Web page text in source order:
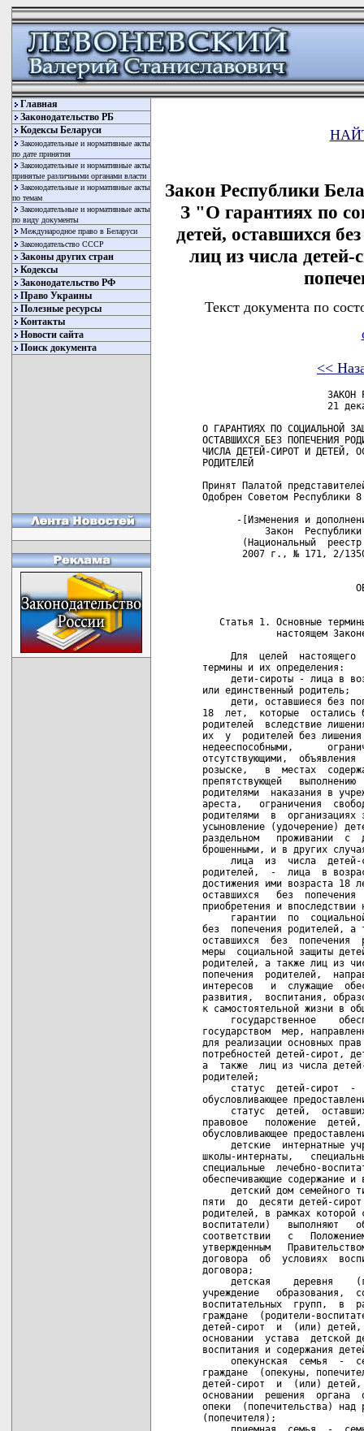
Главная
Законодательство РБ
Кодексы Беларуси
Законодательные и нормативные акты
по дате принятия
Законодательные и нормативные акты
принятые различными органами власти
Законодательные и нормативные акты
по темам
Законодательные и нормативные акты
по виду документы
Международное право в Беларуси
Законодательство СССР
Законы других стран
Кодексы
Законодательство РФ
Право Украины
Полезные ресурсы
Контакты
Новости сайта
Поиск документа
Закон Республики
З "О гарантиях по
детей, оставшихся
лиц из числа детей-
Текст документа по
<<
ЗАКОН РЕСПУБЛИКИ БЕЛАРУСЬ
                      21 декабря 2005 г. № 73-З

О ГАРАНТИЯХ ПО СОЦИАЛЬНОЙ ЗАЩИТЕ ДЕТЕЙ-СИРОТ, ДЕТЕЙ,
ОСТАВШИХСЯ БЕЗ ПОПЕЧЕНИЯ РОДИТЕЛЕЙ, А ТАКЖЕ ЛИЦ ИЗ
ЧИСЛА ДЕТЕЙ-СИРОТ И ДЕТЕЙ, ОСТАВШИХСЯ БЕЗ ПОПЕЧЕНИЯ
РОДИТЕЛЕЙ

Принят Палатой представителей 1 декабря 2005 года
Одобрен Советом Республики 8 декабря 2005 года

      -[Изменения и дополнения:
           Закон  Республики Беларусь от 11 июля  2007  г.  №  253-З
       (Национальный  реестр  правовых  актов  Республики  Беларусь,
       2007 г., № 171, 2/1350)]
                                  
                               ГЛАВА 1
                           ОБЩИЕ ПОЛОЖЕНИЯ
                                  
   
   Статья 1. Основные термины и их определения, применяемые в
             настоящем Законе
             
     Для  целей  настоящего  Закона применяются  следующие  основные
термины и их определения:
     дети-сироты - лица в возрасте до 18 лет, у которых  умерли  оба
или единственный родитель;
     дети, оставшиеся без попечения родителей, - лица в возрасте  до
18  лет,  которые  остались без попечения  единственного  или  обоих
родителей  вследствие лишения родителей родительских прав, отобрания
их  у  родителей без лишения родительских прав, признания  родителей
недееспособными,      ограниченно      дееспособными,      безвестно
отсутствующими,  объявления  их  умершими,  нахождения  родителей  в
розыске,   в  местах  содержания  под  стражей,  болезни  родителей,
препятствующей   выполнению  родительских  обязанностей,   отбывания
родителями  наказания в учреждениях, исполняющих  наказание  в  виде
ареста,   ограничения  свободы,  лишения  свободы,   оставления   их
родителями  в  организациях здравоохранения, согласия  родителей  на
усыновление (удочерение) детей при отказе родителей от  детей  и  их
раздельном   проживании  с  детьми,  а  также   которые   обнаружены
брошенными, и в других случаях отсутствия попечения родителей;
     лица  из  числа  детей-сирот и детей, оставшихся без  попечения
родителей,  -  лица  в возрасте от 18 до 23 лет, имевшие  к  моменту
достижения ими возраста 18 лет статус детей-сирот или статус  детей,
оставшихся   без  попечения  родителей,  либо  основания   для   его
приобретения и впоследствии не утратившие эти основания;
     гарантии  по  социальной защите детей-сирот, детей,  оставшихся
без  попечения родителей, а также лиц из числа детей-сирот и  детей,
оставшихся  без  попечения  родителей, - установленные  государством
меры  социальной защиты детей-сирот, детей, оставшихся без попечения
родителей, а также лиц из числа детей-сирот и детей, оставшихся  без
попечения  родителей,  направленные на защиту  их  прав  и  законных
интересов   и  служащие  обеспечению  условий  для  их  полноценного
развития,  воспитания, образования, укрепления здоровья и подготовки
к самостоятельной жизни в обществе;
     государственное    обеспечение   -    комплекс    установленных
государством  мер, направленных на материальное обеспечение  условий
для реализации основных прав и удовлетворения жизненно важных нужд и
потребностей детей-сирот, детей, оставшихся без попечения родителей,
а  также  лиц из числа детей-сирот и детей, оставшихся без попечения
родителей;
     статус  детей-сирот  -  особое правовое положение  детей-сирот,
обусловливающее предоставление им гарантий по социальной защите;
     статус  детей,  оставшихся без попечения  родителей,  -  особое
правовое   положение  детей,  оставшихся  без  попечения  родителей,
обусловливающее предоставление им гарантий по социальной защите;
     детские  интернатные учреждения - дома ребенка,  детские  дома,
школы-интернаты,   специальные   учебно-воспитательные   учреждения,
специальные  лечебно-воспитательные учреждения  и  иные  учреждения,
обеспечивающие содержание и воспитание детей;
     детский дом семейного типа - семья, принявшая на воспитание  от
пяти  до  десяти детей-сирот и (или) детей, оставшихся без попечения
родителей, в рамках которой супруги или отдельные граждане(родители-
воспитатели)   выполняют   обязанности   по   воспитанию   детей   в
соответствии   с   Положением  о  детском   доме   семейного   типа,
утвержденным   Правительством  Республики  Беларусь,  на   основании
договора  об  условиях  воспитания и содержания  детей  и  трудового
договора;
     детская    деревня    (городок)   -    социально-педагогическое
учреждение   образования,  созданное  на   основе   двух   и   более
воспитательных  групп,  в  рамках  которых  супруги  или   отдельные
граждане  (родители-воспитатели) выполняют обязанности по воспитанию
детей-сирот  и  (или) детей, оставшихся без попечения родителей,  на
основании  устава  детской деревни (городка), договора  об  условиях
воспитания и содержания детей и трудового договора;
     опекунская  семья  -  семья, в которой  супруги  или  отдельные
граждане  (опекуны, попечители) выполняют обязанности по  воспитанию
детей-сирот  и  (или) детей, оставшихся без попечения родителей,  на
основании  решения  органа  опеки и попечительства  об  установлении
опеки  (попечительства) над ребенком (детьми) и  назначении  опекуна
(попечителя);
     приемная  семья  -  семья,  в  которой  супруги  или  отдельные
граждане  (приемные  родители) выполняют обязанности  по  воспитанию
детей-сирот  и  (или) детей, оставшихся без попечения  родителей,  в
соответствии   с   Положением   о   приемной   семье,   утвержденным
Правительством Республики Беларусь, на основании договора о передаче
ребенка (детей) на воспитание в семью и трудового договора.
   
   Статья 2. Законодательство о гарантиях по социальной защите
             детей-сирот, детей, оставшихся без попечения родителей,
             а также лиц из числа детей-сирот и детей, оставшихся
             без попечения родителей
             
     1.  Законодательство  о гарантиях по социальной  защите  детей-
сирот,  детей,